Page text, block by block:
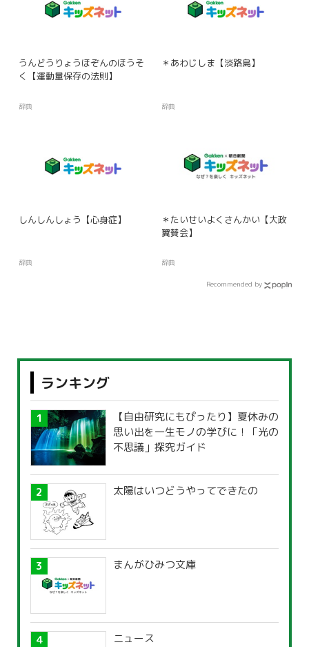
うんどうりょうほぞんのほうそ
く【運動量保存の法則】
辞典
＊あわじしま【淡路島】
辞典
しんしんしょう【心身症】
辞典
＊たいせいよくさんかい【大政
翼賛会】
辞典
Recommended by
ランキング
【自由研究にもぴったり】夏休みの
思い出を一生モノの学びに！「光の
不思議」探究ガイド
太陽はいつどうやってできたの
まんがひみつ文庫
ニュース